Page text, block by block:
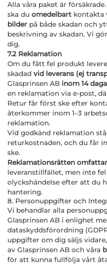
Alla våra paket är
ska du omedelbart kontakta
bilder på både skadan och
beskrivning av skadan. Vi
dig.
7.2 Reklamation
Om du fått fel produkt
skadad vid leverans (ej
Glasprinsen AB inom 14
en reklamation via e-post,
Retur får först ske efter
återkommer inom 1–3
reklamation.
Vid godkänd reklamation
returkostnaden, och du får
ske.
Reklamationsrätten omfattar
leveranstillfället, men inte
olyckshändelse efter att du
hantering.
8. Personuppgifter och
Vi behandlar alla
Glasprinsen AB i enlighet
dataskyddsförordning
uppgifter om dig säljs
av Glasprinsen AB och våra
för att kunna fullfölja vårt